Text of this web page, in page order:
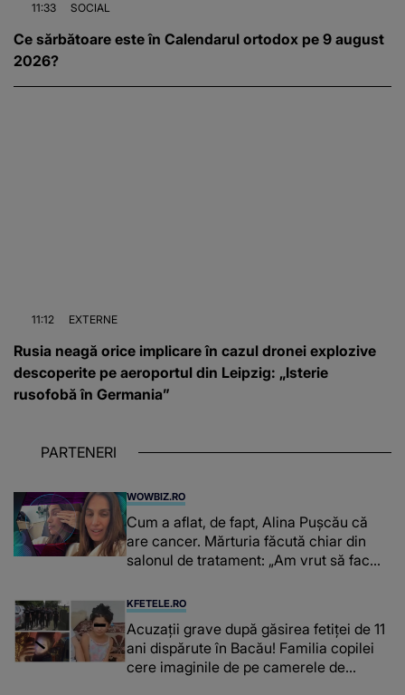
11:33 SOCIAL
Ce sărbătoare este în Calendarul ortodox pe 9 august
2026?
11:12 EXTERNE
Rusia neagă orice implicare în cazul dronei explozive
descoperite pe aeroportul din Leipzig: „Isterie
rusofobă în Germania”
PARTENERI
WOWBIZ.RO
Cum a aflat, de fapt, Alina Pușcău că
are cancer. Mărturia făcută chiar din
salonul de tratament: „Am vrut să fac
înțepe sânul”
KFETELE.RO
Acuzații grave după găsirea fetiței de 11
ani dispărute în Bacău! Familia copilei
cere imaginile de pe camerele de